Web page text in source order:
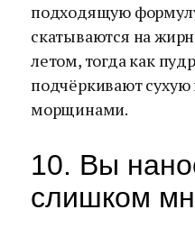
подходящую
скатываются на
летом, тогда как
подчёркивают сухую
морщинами.
10. Вы
слишком